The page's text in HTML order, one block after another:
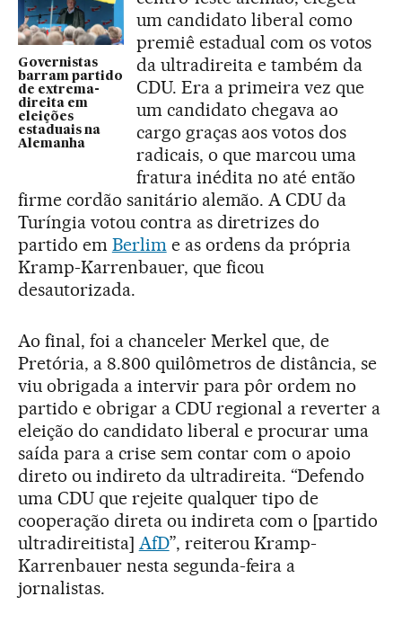
Governistas
barram partido
de extrema-
direita em
eleições
estaduais na
Alemanha
um candidato liberal como
premiê estadual com os votos
da ultradireita e também da
CDU. Era a primeira vez que
um candidato chegava ao
cargo graças aos votos dos
radicais, o que marcou uma
fratura inédita no até então
firme cordão sanitário alemão. A CDU da
Turíngia votou contra as diretrizes do
partido em Berlime as ordens da própria
Kramp-Karrenbauer, que ficou
desautorizada.
Ao final, foi a chanceler Merkel que, de
Pretória, a 8.800 quilômetros de distância, se
viu obrigada a intervir para pôr ordem no
partido e obrigar a CDU regional a reverter a
eleição do candidato liberal e procurar uma
saída para a crise sem contar com o apoio
direto ou indireto da ultradireita. “Defendo
uma CDU que rejeite qualquer tipo de
cooperação direta ou indireta com o [partido
ultradireitista] AfD”, reiterou Kramp-
Karrenbauer nesta segunda-feira a
jornalistas.